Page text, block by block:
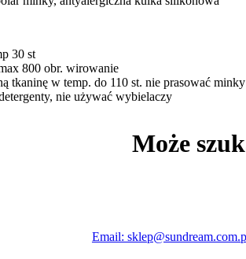
30 st
800 obr. wirowanie
tkaninę w temp. do 110 st. nie prasować minky
nie używać wybielaczy
Może
Email: